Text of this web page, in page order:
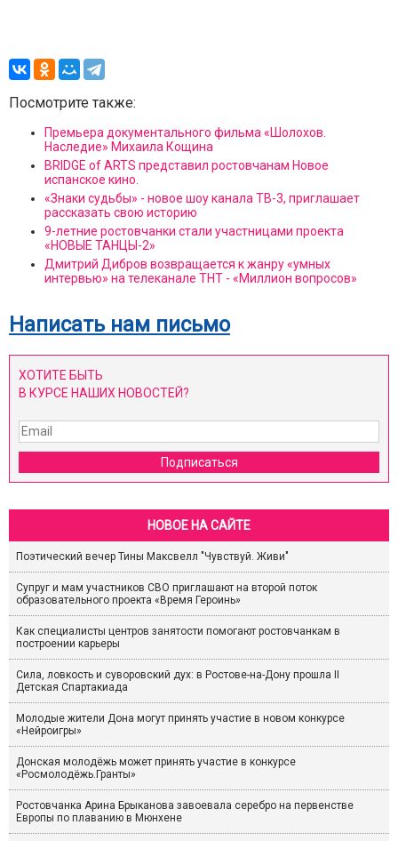
Посмотрите также:
Премьера документального фильма «Шолохов.
Наследие» Михаила Кощина
BRIDGE of ARTS представил ростовчанам Новое
испанское кино.
«Знаки судьбы» - новое шоу канала ТВ-3, приглашает
рассказать свою историю
9-летние ростовчанки стали участницами проекта
«НОВЫЕ ТАНЦЫ-2»
Дмитрий Дибров возвращается к жанру «умных
интервью» на телеканале ТНТ - «Миллион вопросов»
Написать нам письмо
ХОТИТЕ БЫТЬ
В КУРСЕ НАШИХ НОВОСТЕЙ?
Подписаться
НОВОЕ НА САЙТЕ
Поэтический вечер Тины Максвелл "Чувствуй. Живи"
Супруг и мам участников СВО приглашают на второй поток
образовательного проекта «Время Героинь»
Как специалисты центров занятости помогают ростовчанкам в
построении карьеры
Сила, ловкость и суворовский дух: в Ростове-на-Дону прошла II
Детская Спартакиада
Молодые жители Дона могут принять участие в новом конкурсе
«Нейроигры»
Донская молодёжь может принять участие в конкурсе
«Росмолодёжь.Гранты»
Ростовчанка Арина Брыканова завоевала серебро на первенстве
Европы по плаванию в Мюнхене